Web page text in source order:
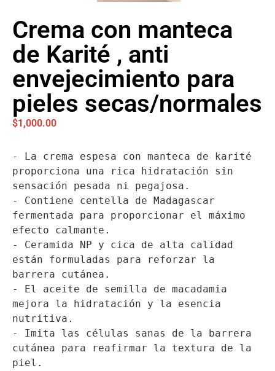
Crema con manteca
de Karité , anti
envejecimiento para
pieles secas/normales
$1,000.00
- La crema espesa con manteca de karité
proporciona una rica hidratación sin
sensación pesada ni pegajosa.
- Contiene centella de Madagascar
fermentada para proporcionar el máximo
efecto calmante.
- Ceramida NP y cica de alta calidad
están formuladas para reforzar la
barrera cutánea.
- El aceite de semilla de macadamia
mejora la hidratación y la esencia
nutritiva.
- Imita las células sanas de la barrera
cutánea para reafirmar la textura de la
piel.